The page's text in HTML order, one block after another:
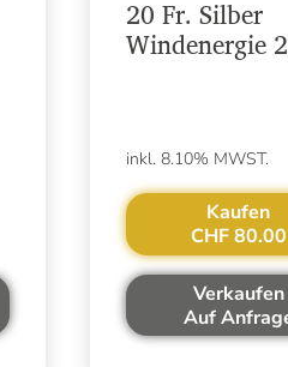
20 Fr. Silber
Windenergie
inkl. 8.10% MWST.
Kaufen
CHF 80.00
Verkaufen
Auf